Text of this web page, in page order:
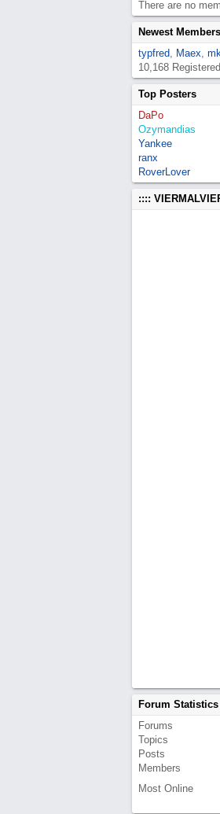
There are no
Newest Members
typfred, Maex,
10,168
Top Posters
DaPo
Ozymandias
Yankee
ranx
RoverLover
::::
Forum Statistics
Forums
Topics
Posts
Members
Most Online